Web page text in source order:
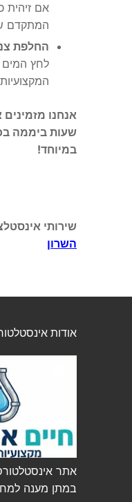
אם זיהית
המתקדם
החלפת
לחץ
שעות ביממה
במיוחד!
שירותי
השרון
אודות
אתר
במתן מענה